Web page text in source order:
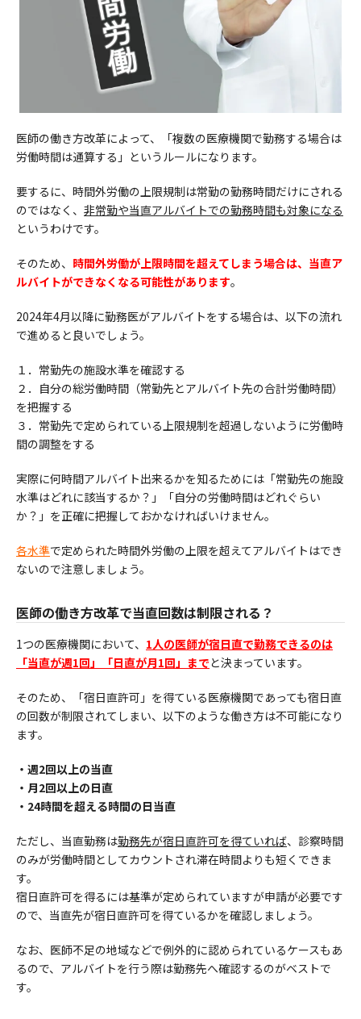
医師の働き方改革によって、「複数の医療機関で勤務する場合は
労働時間は通算する」というルールになります。
要するに、時間外労働の上限規制は常勤の勤務時間だけにされる
のではなく、 非常勤や当直アルバイトでの勤務時間も対象になる
というわけです。
そのため、 時間外労働が上限時間を超えてしまう場合は、当直ア
ルバイトができなくなる可能性があります。
2024年4月以降に勤務医がアルバイトをする場合は、以下の流れ
で進めると良いでしょう。
１．常勤先の施設水準を確認する
２．自分の総労働時間（常勤先とアルバイト先の合計労働時間）
を把握する
３．常勤先で定められている上限規制を超過しないように労働時
間の調整をする
実際に何時間アルバイト出来るかを知るためには「常勤先の施設
水準はどれに該当するか？」「自分の労働時間はどれぐらい
か？」を正確に把握しておかなければいけません。
各水準で定められた時間外労働の上限を超えてアルバイトはでき
ないので注意しましょう。
医師の働き方改革で当直回数は制限される？
1つの医療機関において、 1人の医師が宿日直で勤務できるのは
「当直が週1回」「日直が月1回」までと決まっています。
そのため、「宿日直許可」を得ている医療機関であっても宿日直
の回数が制限されてしまい、以下のような働き方は不可能になり
ます。
・週2回以上の当直
・月2回以上の日直
・24時間を超える時間の日当直
ただし、当直勤務は勤務先が宿日直許可を得ていれば、診察時間
のみが労働時間としてカウントされ滞在時間よりも短くできま
す。
宿日直許可を得るには基準が定められていますが申請が必要です
ので、当直先が宿日直許可を得ているかを確認しましょう。
なお、医師不足の地域などで例外的に認められているケースもあ
るので、アルバイトを行う際は勤務先へ確認するのがベストで
す。